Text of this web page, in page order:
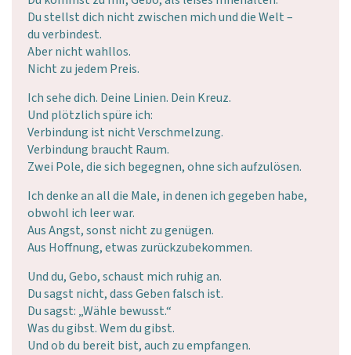
Du stellst dich nicht zwischen mich und die Welt –
du verbindest.
Aber nicht wahllos.
Nicht zu jedem Preis.
Ich sehe dich. Deine Linien. Dein Kreuz.
Und plötzlich spüre ich:
Verbindung ist nicht Verschmelzung.
Verbindung braucht Raum.
Zwei Pole, die sich begegnen, ohne sich aufzulösen.
Ich denke an all die Male, in denen ich gegeben habe,
obwohl ich leer war.
Aus Angst, sonst nicht zu genügen.
Aus Hoffnung, etwas zurückzubekommen.
Und du, Gebo, schaust mich ruhig an.
Du sagst nicht, dass Geben falsch ist.
Du sagst: „Wähle bewusst.“
Was du gibst. Wem du gibst.
Und ob du bereit bist, auch zu empfangen.